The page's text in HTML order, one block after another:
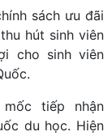
sách ưu đãi
hút sinh viên
cho sinh viên
tiếp nhận
du học. Hiện